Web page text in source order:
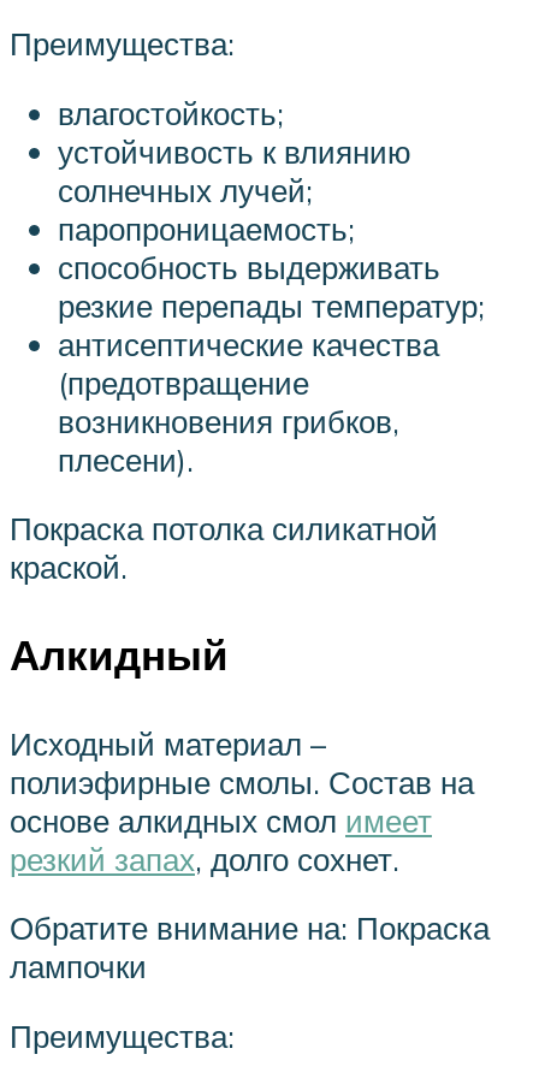
Преимущества:
влагостойкость;
устойчивость к влиянию
солнечных лучей;
паропроницаемость;
способность выдерживать
резкие перепады температур;
антисептические качества
(предотвращение
возникновения грибков,
плесени).
Покраска потолка силикатной
краской.
Алкидный
Исходный материал –
полиэфирные смолы. Состав на
основе алкидных смол имеет
резкий запах, долго сохнет.
Обратите внимание на: Покраска
лампочки
Преимущества: